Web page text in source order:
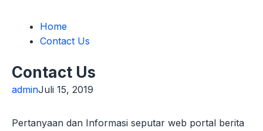
Home
Contact Us
Contact Us
adminJuli 15, 2019
Pertanyaan dan Informasi seputar web portal berita